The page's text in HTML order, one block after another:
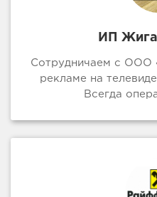
ИП
Сотрудничаем с ООО
рекламе на
Всегда